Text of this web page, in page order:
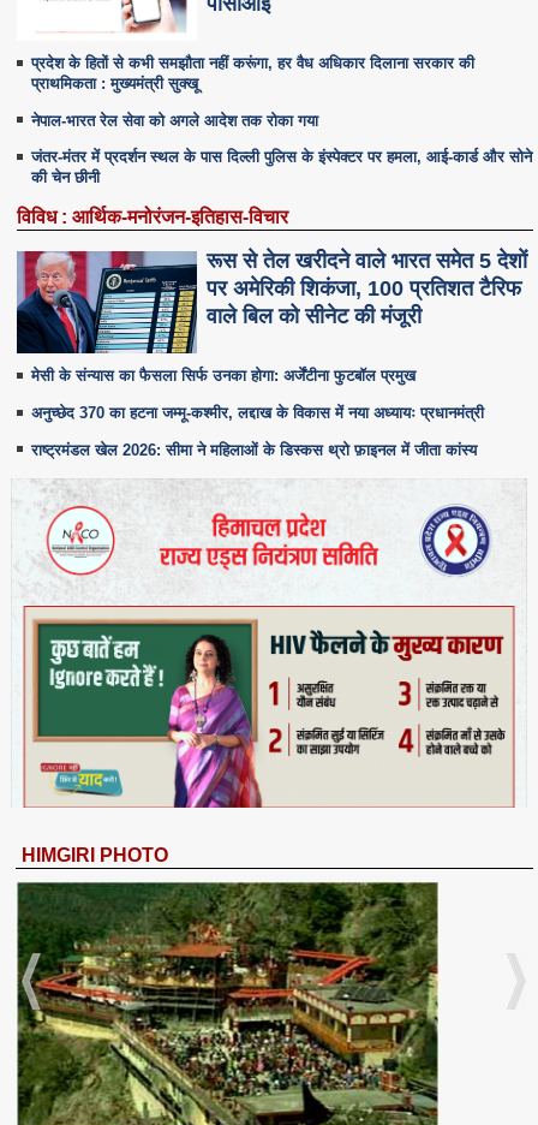
प्रदेश के हितों से कभी समझौता नहीं करूंगा, हर वैध अधिकार दिलाना सरकार की
प्राथमिकता : मुख्यमंत्री सुक्खू
नेपाल-भारत रेल सेवा को अगले आदेश तक रोका गया
जंतर-मंतर में प्रदर्शन स्थल के पास दिल्ली पुलिस के इंस्पेक्टर पर हमला, आई-कार्ड और सोने
की चेन छीनी
विविध : आर्थिक-मनोरंजन-इतिहास-विचार
रूस से तेल खरीदने वाले भारत समेत 5 देशाें
पर अमेरिकी शिकंजा, 100 प्रतिशत टैरिफ
वाले बिल को सीनेट की मंजूरी
मेसी के संन्यास का फैसला सिर्फ उनका होगा: अर्जेंटीना फुटबॉल प्रमुख
अनुच्छेद 370 का हटना जम्मू-कश्मीर, लद्दाख के विकास में नया अध्यायः प्रधानमंत्री
राष्ट्रमंडल खेल 2026: सीमा ने महिलाओं के डिस्कस थ्रो फ़ाइनल में जीता कांस्य
HIMGIRI PHOTO